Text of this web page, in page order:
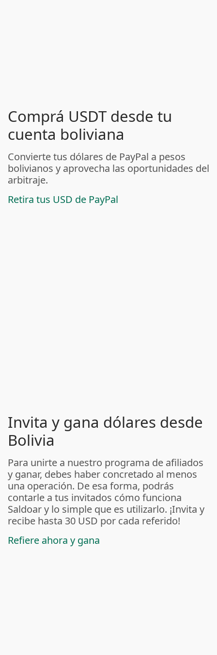
Comprá USDT desde tu
cuenta boliviana
Convierte tus dólares de PayPal a pesos
bolivianos y aprovecha las oportunidades del
arbitraje.
Retira tus USD de PayPal
Invita y gana dólares desde
Bolivia
Para unirte a nuestro programa de afiliados
y ganar, debes haber concretado al menos
una operación. De esa forma, podrás
contarle a tus invitados cómo funciona
Saldoar y lo simple que es utilizarlo. ¡Invita y
recibe hasta 30 USD por cada referido!
Refiere ahora y gana